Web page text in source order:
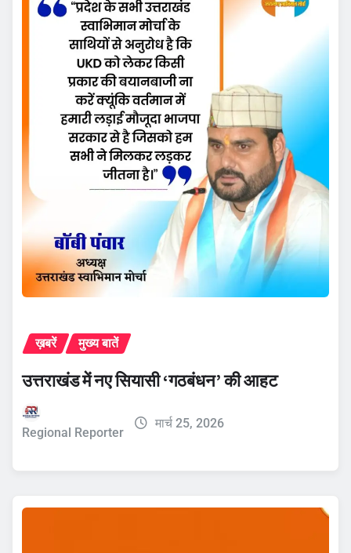
ख़बरें मुख्य बातें
उत्तराखंड में नए सियासी ‘गठबंधन’ की आहट
Regional Reporter
मार्च 25, 2026